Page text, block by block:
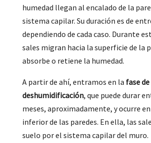
humedad llegan al encalado de la
sistema capilar. Su duración es de
dependiendo de cada caso. Durante
sales migran hacia la superficie de la
absorbe o retiene la humedad.
A partir de ahí, entramos en la fase de
deshumidificación, que puede durar
meses, aproximadamente, y ocurre
inferior de las paredes. En ella, las
suelo por el sistema capilar del muro.